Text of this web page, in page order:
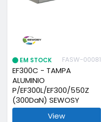
EM STOCK FASW-00081
EF300C - TAMPA
ALUMINIO
P/EF300L/EF300/550Z
(300DaN) SEWOSY
View